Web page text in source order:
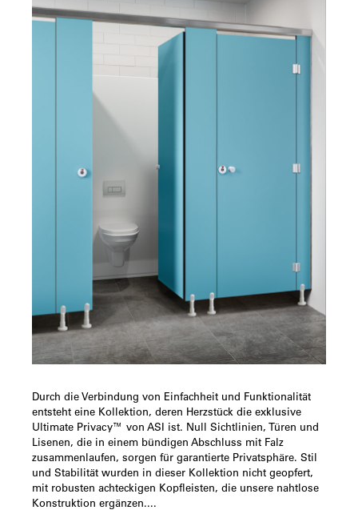
Durch die Verbindung von Einfachheit und Funktionalität
entsteht eine Kollektion, deren Herzstück die exklusive
Ultimate Privacy™ von ASI ist. Null Sichtlinien, Türen und
Lisenen, die in einem bündigen Abschluss mit Falz
zusammenlaufen, sorgen für garantierte Privatsphäre. Stil
und Stabilität wurden in dieser Kollektion nicht geopfert,
mit robusten achteckigen Kopfleisten, die unsere nahtlose
Konstruktion ergänzen....